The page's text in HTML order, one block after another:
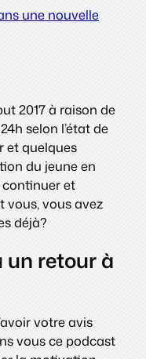
une nouvelle
2017 à raison de
selon l’état de
et quelques
du jeune en
et
vous, vous avez
déjà?
un retour à
votre avis
vous ce podcast